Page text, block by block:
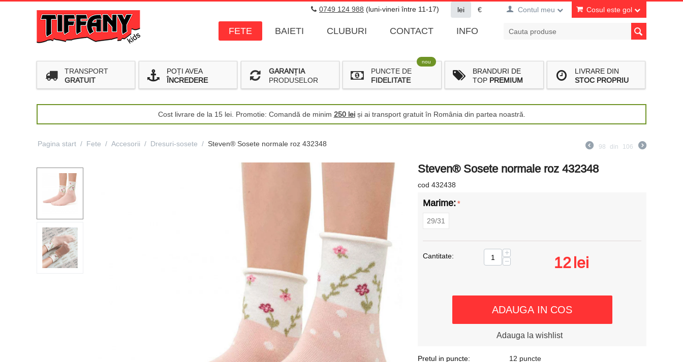
Cosul este gol
Contul meu
lei €
0749 124 988 (luni-vineri între 11-17)
FETE BAIETI CLUBURI CONTACT INFO
TRANSPORT
GRATUIT
POȚI AVEA
ÎNCREDERE
GARANȚIA
PRODUSELOR
nou
PUNCTE DE
FIDELITATE
BRANDURI DE
TOP PREMIUM
LIVRARE DIN
STOC PROPRIU
Cost livrare de la 15 lei. Promotie: Comandă de minim 250 leiși ai transport gratuit în România din partea noastră.
Pagina start / Fete / Accesorii / Dresuri-sosete / Steven® Sosete normale roz 432348 98 din 106
Steven® Sosete normale roz 432348
cod 432438
Marime:
29/31
Cantitate:
+
−
12 lei
ADAUGA IN COS
Adauga la wishlist
Pretul in puncte:
12 puncte